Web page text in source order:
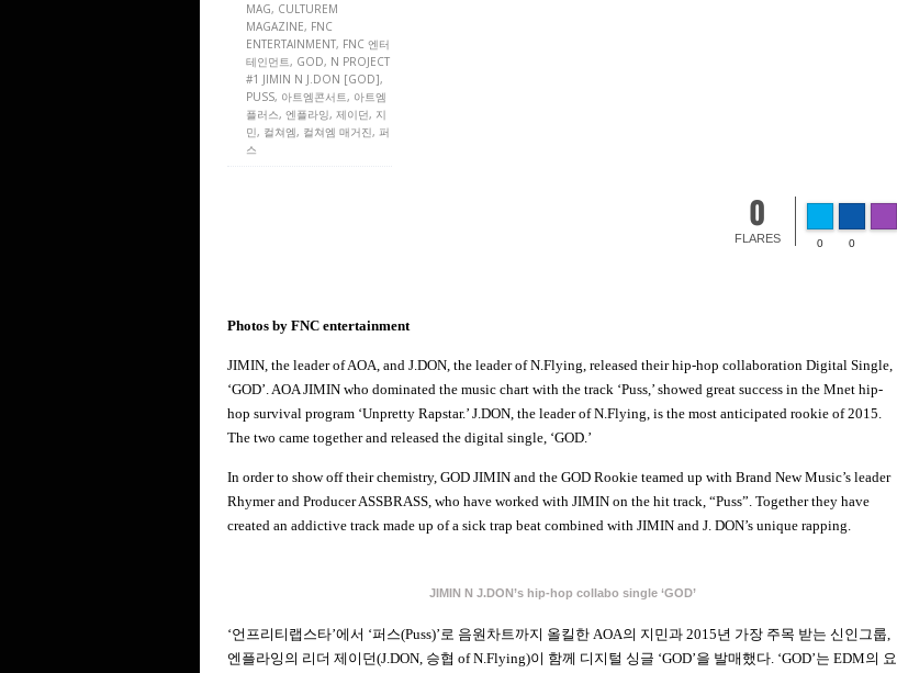
MAG, CULTUREM
MAGAZINE, FNC
ENTERTAINMENT, FNC 엔터
테인먼트, GOD, N PROJECT
#1 JIMIN N J.DON [GOD],
PUSS, 아트엠콘서트, 아트엠
플러스, 엔플라잉, 제이던, 지
민, 컬쳐엠, 컬쳐엠 매거진, 퍼
스
0
FLARES 0 0
Photos by FNC entertainment
JIMIN, the leader of AOA, and J.DON, the leader of N.Flying, released their hip-hop collaboration Digital Single,
‘GOD’. AOA JIMIN who dominated the music chart with the track ‘Puss,’ showed great success in the Mnet hip-
hop survival program ‘Unpretty Rapstar.’ J.DON, the leader of N.Flying, is the most anticipated rookie of 2015.
The two came together and released the digital single, ‘GOD.’
In order to show off their chemistry, GOD JIMIN and the GOD Rookie teamed up with Brand New Music’s leader
Rhymer and Producer ASSBRASS, who have worked with JIMIN on the hit track, “Puss”. Together they have
created an addictive track made up of a sick trap beat combined with JIMIN and J. DON’s unique rapping.
JIMIN N J.DON’s hip-hop collabo single ‘GOD’
‘언프리티랩스타’에서 ‘퍼스(Puss)’로 음원차트까지 올킬한 AOA의 지민과 2015년 가장 주목 받는 신인그룹,
엔플라잉의 리더 제이던(J.DON, 승협 of N.Flying)이 함께 디지털 싱글 ‘GOD’을 발매했다. ‘GOD’는 EDM의 요